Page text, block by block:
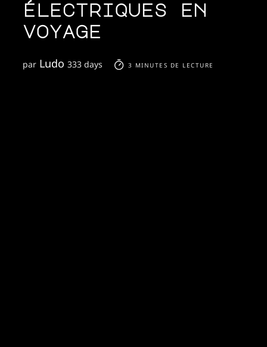
électriques en
voyage
par Ludo 333 days 3 MINUTES DE LECTURE